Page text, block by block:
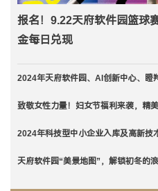
报名！9.22天府软件园篮球
金每日兑现